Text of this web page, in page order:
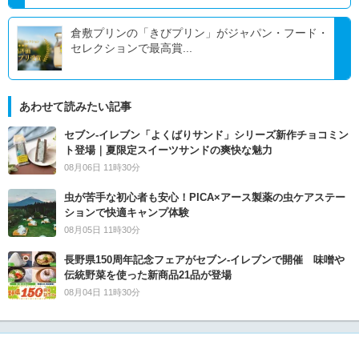
倉敷プリンの「きびプリン」がジャパン・フード・
セレクションで最高賞...
あわせて読みたい記事
セブン‐イレブン「よくばりサンド」シリーズ新作チョコミン
ト登場｜夏限定スイーツサンドの爽快な魅力
08月06日 11時30分
虫が苦手な初心者も安心！PICA×アース製薬の虫ケアステー
ションで快適キャンプ体験
08月05日 11時30分
長野県150周年記念フェアがセブン-イレブンで開催 味噌や
伝統野菜を使った新商品21品が登場
08月04日 11時30分